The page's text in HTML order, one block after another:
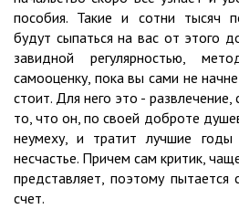
пособия. Такие и сотни тысяч
будут сыпаться на вас от этого
завидной регулярностью,
самооценку, пока вы сами не
стоит. Для него это - развлечение,
то, что он, по своей доброте
неумеху, и тратит лучшие
несчастье. Причем сам критик,
представляет, поэтому пытается
счет.